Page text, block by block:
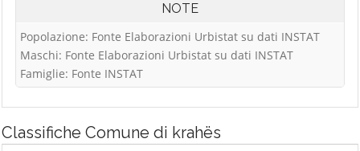
NOTE
Popolazione: Fonte Elaborazioni Urbistat su dati INSTAT
Maschi: Fonte Elaborazioni Urbistat su dati INSTAT
Famiglie: Fonte INSTAT
Classifiche Comune di krahës